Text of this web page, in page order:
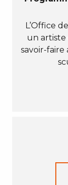
L’Office
un artiste
savoir-faire